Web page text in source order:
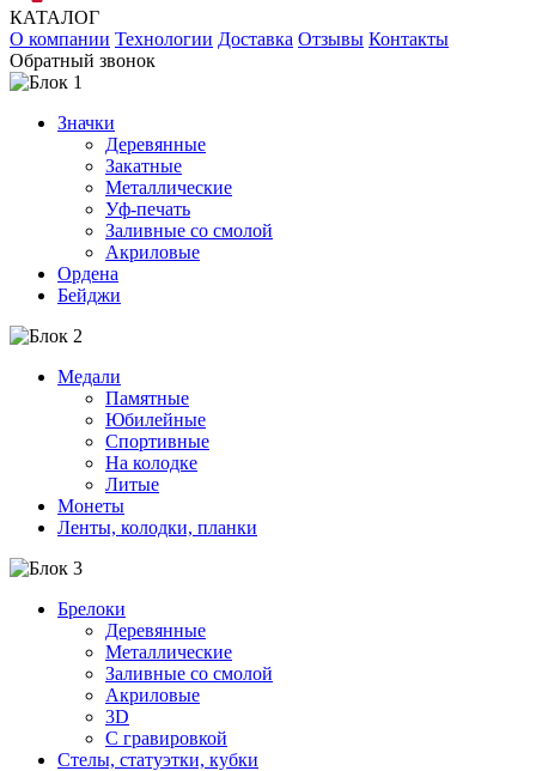
КАТАЛОГ
О компании Технологии Доставка Отзывы Контакты
Обратный звонок
Значки
Деревянные
Закатные
Металлические
Уф-печать
Заливные со смолой
Акриловые
Ордена
Бейджи
Медали
Памятные
Юбилейные
Спортивные
На колодке
Литые
Монеты
Ленты, колодки, планки
Брелоки
Деревянные
Металлические
Заливные со смолой
Акриловые
3D
C гравировкой
Стелы, статуэтки, кубки